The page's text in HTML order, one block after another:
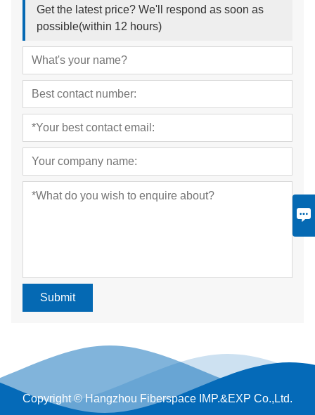
Get the latest price? We'll respond as soon as
possible(within 12 hours)
Submit
Copyright © Hangzhou Fiberspace IMP.&EXP Co.,Ltd.